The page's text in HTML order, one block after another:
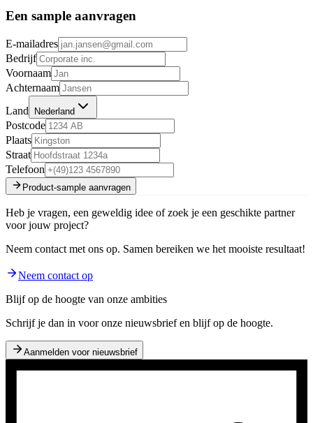
Een sample aanvragen
E-mailadres
Bedrijf
Voornaam
Achternaam
Land
Nederland
Postcode
Plaats
Straat
Telefoon
Product-sample aanvragen
Heb je vragen, een geweldig idee of zoek je een geschikte partner
voor jouw project?
Neem contact met ons op. Samen bereiken we het mooiste resultaat!
Neem contact op
Blijf op de hoogte van onze ambities
Schrijf je dan in voor onze nieuwsbrief en blijf op de hoogte.
Aanmelden voor nieuwsbrief